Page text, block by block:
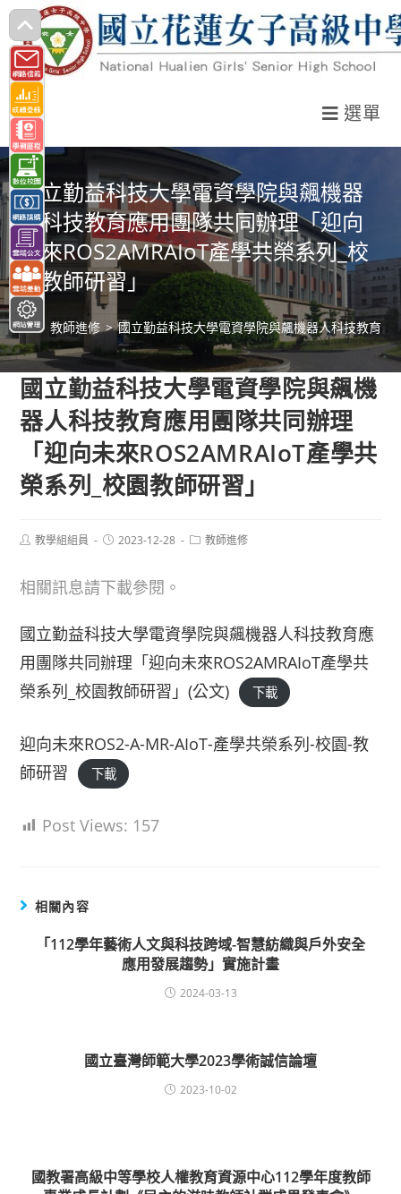
跳
轉
至
主
要
內
容
選單
國立勤益科技大學電資學院與飆機器
人科技教育應用團隊共同辦理「迎向
未來ROS2AMRAIoT產學共榮系列_校
園教師研習」
> 教師進修 > 國立勤益科技大學電資學院與飆機器人科技教育
國立勤益科技大學電資學院與飆機
器人科技教育應用團隊共同辦理
「迎向未來ROS2AMRAIoT產學共
榮系列_校園教師研習」
Post教學組組員
Post2023-12-28
Post教師進修
相關訊息請下載參閱。
國立勤益科技大學電資學院與飆機器人科技教育應
用團隊共同辦理「迎向未來ROS2AMRAIoT產學共
榮系列_校園教師研習」(公文)
下載
迎向未來ROS2-A-MR-AIoT-產學共榮系列-校園-教
師研習
下載
Post Views: 157
相關內容
「112學年藝術人文與科技跨域-智慧紡織與戶外安全
應用發展趨勢」實施計畫
2024-03-13
國立臺灣師範大學2023學術誠信論壇
2023-10-02
國教署高級中等學校人權教育資源中心112學年度教師